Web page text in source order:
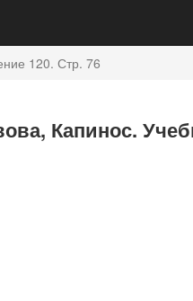
120. Стр. 76
Капинос.